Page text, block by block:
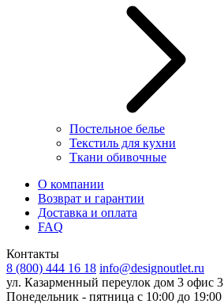
Постельное белье
Текстиль для кухни
Ткани обивочные
О компании
Возврат и гарантии
Доставка и оплата
FAQ
Контакты
8 (800) 444 16 18 info@designoutlet.ru
ул. Казарменный переулок дом 3 офис 3
Понедельник - пятница с 10:00 до 19:00